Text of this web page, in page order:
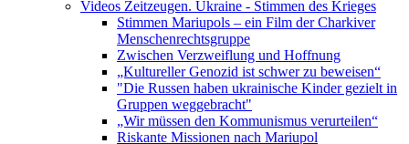
Videos Zeitzeugen. Ukraine - Stimmen des Krieges
Stimmen Mariupols – ein Film der Charkiver
Menschenrechtsgruppe
Zwischen Verzweiflung und Hoffnung
„Kultureller Genozid ist schwer zu beweisen“
"Die Russen haben ukrainische Kinder gezielt in
Gruppen weggebracht"
„Wir müssen den Kommunismus verurteilen“
Riskante Missionen nach Mariupol